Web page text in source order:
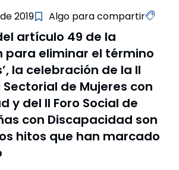
2019 Algo para compartir
artículo 49 de la
para eliminar el término
la celebración de la II
de Mujeres con
y del II Foro Social de
con Discapacidad son
hitos que han marcado